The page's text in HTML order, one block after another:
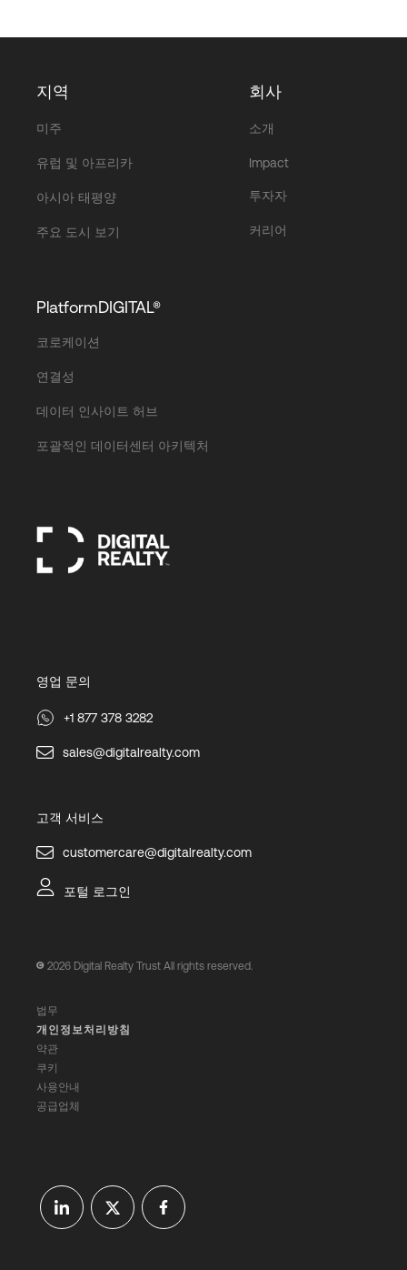
지역
미주
유럽 및 아프리카
아시아 태평양
주요 도시 보기
회사
소개
Impact
투자자
커리어
PlatformDIGITAL®
코로케이션
연결성
데이터 인사이트 허브
포괄적인 데이터센터 아키텍처
영업 문의
+1 877 378 3282
sales@digitalrealty.com
고객 서비스
customercare@digitalrealty.com
포털 로그인
2026 Digital Realty Trust All rights reserved.
법무
개인정보처리방침
약관
쿠키
사용안내
공급업체